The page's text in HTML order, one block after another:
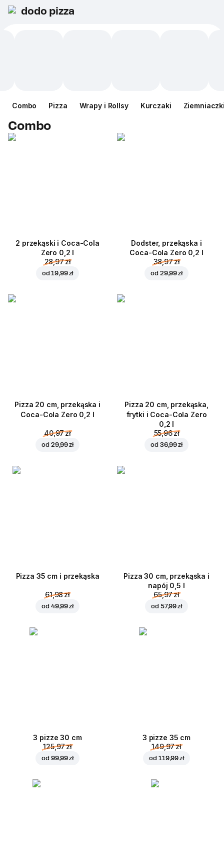
dodo pizza
Сombo Pizza Wrapy i Rollsy Kurczaki
Сombo
2 przekąski i Coca-Cola
Zero 0,2 l
28,97 zł
od19,99 zł
Dodster, przekąska i
Coca-Cola Zero 0,2 l
38,97 zł
od 29,99 zł
Pizza 20 cm, przekąska i
Coca-Cola Zero 0,2 l
40,97 zł
od 29,99 zł
Pizza 20 cm, przekąska,
frytki i Coca-Cola Zero
0,2 l
55,96 zł
od 36,99 zł
Pizza 35 cm i przekąska
61,98 zł
od 49,99 zł
Pizza 30 cm, przekąska i
napój 0,5 l
65,97 zł
od 57,99 zł
3 pizze 30 cm
125,97 zł
od 99,99 zł
3 pizze 35 cm
149,97 zł
od 119,99 zł